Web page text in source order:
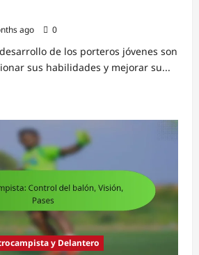
ago 0
de los porteros jóvenes son
sus habilidades y mejorar su...
y Delantero